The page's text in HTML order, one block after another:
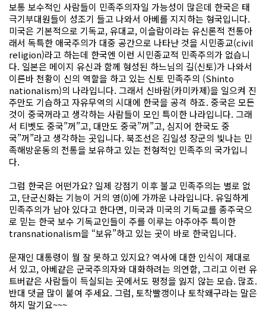
보통 보수적인 사람들이 민족주의자일 가능성이 많은데 한국은 태
극기부대원들이 성조기 들고 나와서 아베를 지지하는 형국입니다.
미국은 기본적으로 기독교, 유대교, 이슬람이라는 유신론적 전통아
래서 독특한 애국주의가 대중 공간으로 나타난 것을 시민종교(civil
religion)라고 하는데 한국엔 이런 시민종교적 민족주의가 없습니
다. 일본은 메이지 유신과 함께 형성된 하느님의 길(신토)가 나와서
이른바 천황이 신의 역할을 하고 있는 신토 민족주의 (Shinto
nationalism)의 나라입니다. 그래서 신바람(카미카제)을 일으켜 진
주만도 기습하고 자유무역의 시대에 한국을 공격 하죠. 중국은 모든
것이 중국꺼라고 생각하는 사람들이 모인 특이한 나라입니다. 그래
서 티벳도 중국”꺼”고, 대만도 중국”꺼”고, 심지어 한국도 중
국”꺼”라고 생각하는 곳입니다. 북조선은 김일성 장군의 빛나는 민
족해방운동의 전통을 보유하고 있는 전형적인 민족주의 국가입니
다.
그럼 한국은 어떤가요? 일제 강점기 이후 불교 민족주의는 별로 없
고, 단군신화는 기능이 거의 영(0)에 가까운 나라입니다. 유일하게
민족주의가 남아 있다고 한다면, 미국과 미국의 기독교를 종주국으
로 믿는 한국 보수 기독교인들이 주를 이루는 아주아주 특이한
transnationalism을 “보유”하고 있는 곳이 바로 한국입니다.
문재인 대통령이 뭘 잘 못하고 있지요? 역사에 대한 인식이 제대로
서 있고, 아베같은 군국주의자와 대화하려는 의연함, 그리고 이런 유
트버같은 사람들이 득실되는 곳에서도 평정을 잃지 않는 모습. 많죠.
반대 댓글 많이 붙여 주세요. 그럼, 토착빨갱이나 토착왜구라는 말은
하지 말기요~~~